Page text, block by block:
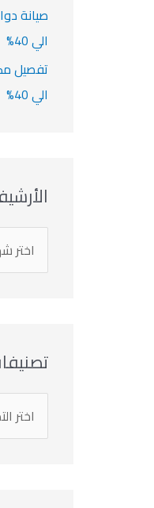
صيانة
الي 40%
تفصيل
الي 40%